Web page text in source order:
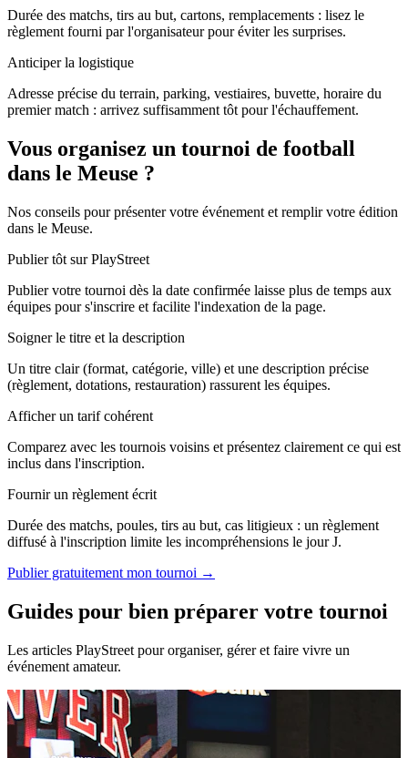
Durée des matchs, tirs au but, cartons, remplacements : lisez le
règlement fourni par l'organisateur pour éviter les surprises.
Anticiper la logistique
Adresse précise du terrain, parking, vestiaires, buvette, horaire du
premier match : arrivez suffisamment tôt pour l'échauffement.
Vous organisez un tournoi de football
dans le Meuse ?
Nos conseils pour présenter votre événement et remplir votre édition
dans le Meuse.
Publier tôt sur PlayStreet
Publier votre tournoi dès la date confirmée laisse plus de temps aux
équipes pour s'inscrire et facilite l'indexation de la page.
Soigner le titre et la description
Un titre clair (format, catégorie, ville) et une description précise
(règlement, dotations, restauration) rassurent les équipes.
Afficher un tarif cohérent
Comparez avec les tournois voisins et présentez clairement ce qui est
inclus dans l'inscription.
Fournir un règlement écrit
Durée des matchs, poules, tirs au but, cas litigieux : un règlement
diffusé à l'inscription limite les incompréhensions le jour J.
Publier gratuitement mon tournoi →
Guides pour bien préparer votre tournoi
Les articles PlayStreet pour organiser, gérer et faire vivre un
événement amateur.